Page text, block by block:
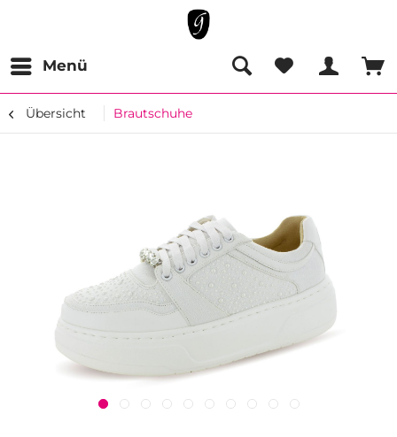
Menü
Übersicht Brautschuhe